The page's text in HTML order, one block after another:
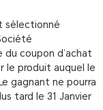
sélectionné
du coupon d’achat
le produit auquel le
gagnant ne pourra
tard le 31 Janvier